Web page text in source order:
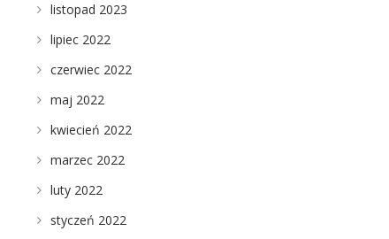
listopad 2023
lipiec 2022
czerwiec 2022
maj 2022
kwiecień 2022
marzec 2022
luty 2022
styczeń 2022